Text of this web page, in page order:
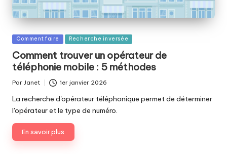
Publié
Comment faire Recherche inversée
Comment trouver un opérateur de
téléphonie mobile : 5 méthodes
Publié
Par Janet 1er janvier 2026
La recherche d'opérateur téléphonique permet de déterminer
l'opérateur et le type de numéro.
En savoir plus